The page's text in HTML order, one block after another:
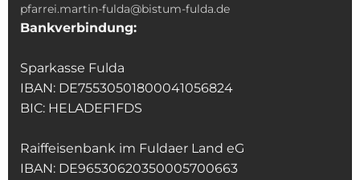
pfarrei.martin-fulda@bistum-fulda.de
Bankverbindung:
Sparkasse Fulda
IBAN: DE75530501800041056824
BIC: HELADEF1FDS
Raiffeisenbank im Fuldaer Land eG
IBAN: DE96530620350005700663